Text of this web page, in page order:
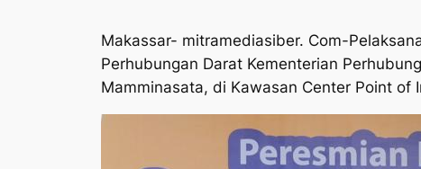
Makassar- mitramediasiber. Com-
Perhubungan Darat Kementerian
Mamminasata, di Kawasan Center Point of